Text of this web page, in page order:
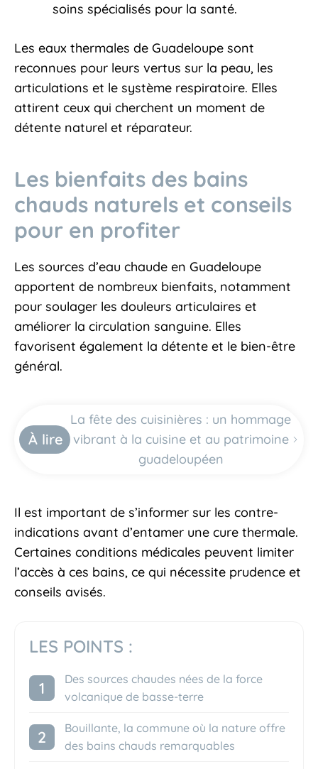
soins spécialisés pour la santé.
Les eaux thermales de Guadeloupe sont
reconnues pour leurs vertus sur la peau, les
articulations et le système respiratoire. Elles
attirent ceux qui cherchent un moment de
détente naturel et réparateur.
Les bienfaits des bains
chauds naturels et conseils
pour en profiter
Les sources d’eau chaude en Guadeloupe
apportent de nombreux bienfaits, notamment
pour soulager les douleurs articulaires et
améliorer la circulation sanguine. Elles
favorisent également la détente et le bien-être
général.
À lire
La fête des cuisinières : un hommage
vibrant à la cuisine et au patrimoine
guadeloupéen
Il est important de s’informer sur les contre-
indications avant d’entamer une cure thermale.
Certaines conditions médicales peuvent limiter
l’accès à ces bains, ce qui nécessite prudence et
conseils avisés.
LES POINTS :
Des sources chaudes nées de la force
volcanique de basse-terre
Bouillante, la commune où la nature offre
des bains chauds remarquables